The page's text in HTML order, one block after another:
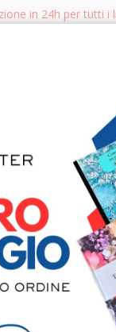
in 24h per tutti i
BAMBINI E RAGAZZI